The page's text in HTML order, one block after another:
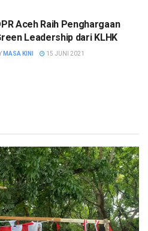
Aceh Raih Penghargaan
Leadership dari KLHK
MASA KINI 15 JUNI 2021